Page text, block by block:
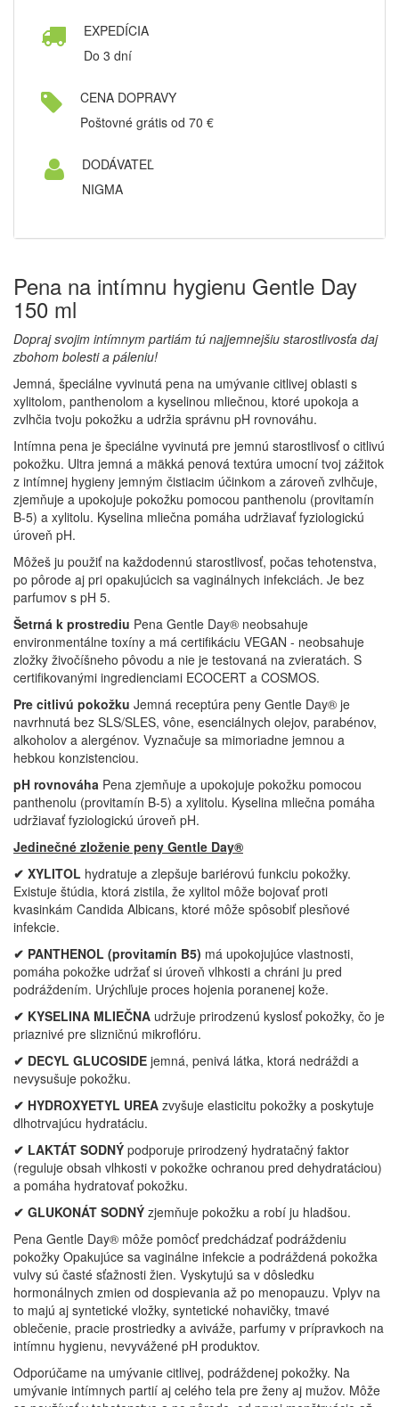
EXPEDÍCIA
Do 3 dní
CENA DOPRAVY
Poštovné grátis od 70 €
DODÁVATEĽ
NIGMA
Pena na intímnu hygienu Gentle Day
150 ml
Dopraj svojim intímnym partiám tú najjemnejšiu starostlivosťa daj
zbohom bolesti a páleniu!
Jemná, špeciálne vyvinutá pena na umývanie citlivej oblasti s
xylitolom, panthenolom a kyselinou mliečnou, ktoré upokoja a
zvlhčia tvoju pokožku a udržia správnu pH rovnováhu.
Intímna pena je špeciálne vyvinutá pre jemnú starostlivosť o citlivú
pokožku. Ultra jemná a mäkká penová textúra umocní tvoj zážitok
z intímnej hygieny jemným čistiacim účinkom a zároveň zvlhčuje,
zjemňuje a upokojuje pokožku pomocou panthenolu (provitamín
B-5) a xylitolu. Kyselina mliečna pomáha udržiavať fyziologickú
úroveň pH.
Môžeš ju použiť na každodennú starostlivosť, počas tehotenstva,
po pôrode aj pri opakujúcich sa vaginálnych infekciách. Je bez
parfumov s pH 5.
Šetrná k prostrediu Pena Gentle Day® neobsahuje
environmentálne toxíny a má certifikáciu VEGAN - neobsahuje
zložky živočíšneho pôvodu a nie je testovaná na zvieratách. S
certifikovanými ingredienciami ECOCERT a COSMOS.
Pre citlivú pokožku Jemná receptúra peny Gentle Day® je
navrhnutá bez SLS/SLES, vône, esenciálnych olejov, parabénov,
alkoholov a alergénov. Vyznačuje sa mimoriadne jemnou a
hebkou konzistenciou.
pH rovnováha Pena zjemňuje a upokojuje pokožku pomocou
panthenolu (provitamín B-5) a xylitolu. Kyselina mliečna pomáha
udržiavať fyziologickú úroveň pH.
Jedinečné zloženie peny Gentle Day®
✔ XYLITOL hydratuje a zlepšuje bariérovú funkciu pokožky.
Existuje štúdia, ktorá zistila, že xylitol môže bojovať proti
kvasinkám Candida Albicans, ktoré môže spôsobiť plesňové
infekcie.
✔ PANTHENOL (provitamín B5) má upokojujúce vlastnosti,
pomáha pokožke udržať si úroveň vlhkosti a chráni ju pred
podráždením. Urýchľuje proces hojenia poranenej kože.
✔ KYSELINA MLIEČNA udržuje prirodzenú kyslosť pokožky, čo je
priaznivé pre slizničnú mikroflóru.
✔ DECYL GLUCOSIDE jemná, penivá látka, ktorá nedráždi a
nevysušuje pokožku.
✔ HYDROXYETYL UREA zvyšuje elasticitu pokožky a poskytuje
dlhotrvajúcu hydratáciu.
✔ LAKTÁT SODNÝ podporuje prirodzený hydratačný faktor
(reguluje obsah vlhkosti v pokožke ochranou pred dehydratáciou)
a pomáha hydratovať pokožku.
✔ GLUKONÁT SODNÝ zjemňuje pokožku a robí ju hladšou.
Pena Gentle Day® môže pomôcť predchádzať podráždeniu
pokožky Opakujúce sa vaginálne infekcie a podráždená pokožka
vulvy sú časté sťažnosti žien. Vyskytujú sa v dôsledku
hormonálnych zmien od dospievania až po menopauzu. Vplyv na
to majú aj syntetické vložky, syntetické nohavičky, tmavé
oblečenie, pracie prostriedky a aviváže, parfumy v prípravkoch na
intímnu hygienu, nevyvážené pH produktov.
Odporúčame na umývanie citlivej, podráždenej pokožky. Na
umývanie intímnych partií aj celého tela pre ženy aj mužov. Môže